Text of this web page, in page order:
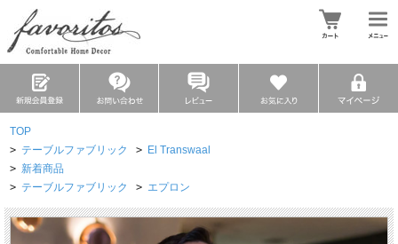
TOP
> テーブルファブリック > El Transwaal
> 新着商品
> テーブルファブリック > エプロン